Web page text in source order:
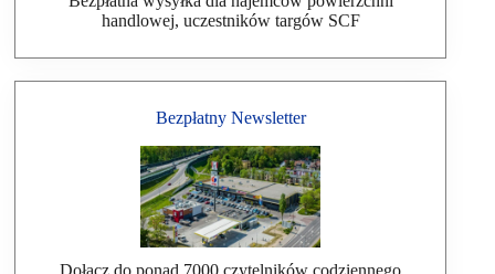
handlowej, uczestników targów SCF
Bezpłatny Newsletter